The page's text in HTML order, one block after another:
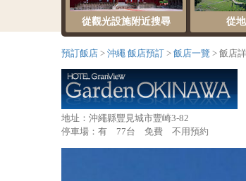
從觀光設施附近搜尋 從
預訂飯店 沖繩 飯店預訂 飯店一覽 飯店
地址：沖繩縣豐見城市豐崎3-82
停車場：有 77台 免費 不用預約